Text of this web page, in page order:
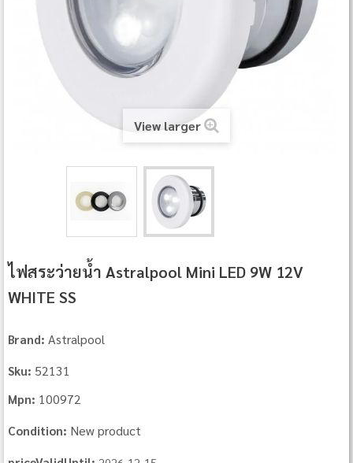
View larger
ไฟสระว่ายน้ำ Astralpool Mini LED 9W 12V
WHITE SS
Brand: Astralpool
Sku: 52131
Mpn: 100972
Condition: New product